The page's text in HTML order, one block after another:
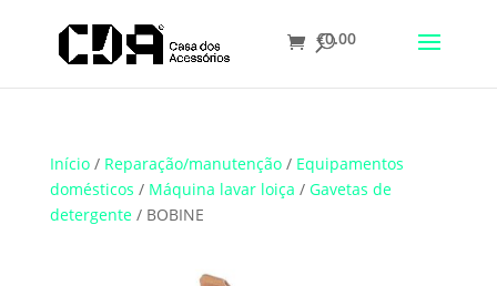
Translate
€0.00
Início/ Reparação/manutenção/ Equipamentos
domésticos / Máquina lavar loiça / Gavetas de
detergente/ BOBINE